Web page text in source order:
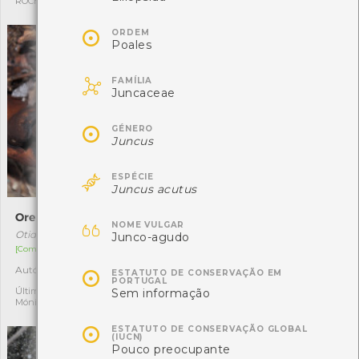
Orelha-de-burro
Otidea bufonia
[Comum]
Autóctone
Última observação por:
Mónica Rocha
Autóctone
Última observação por:
Mónica Rocha
 ORDEM
Poales
 FAMÍLIA
Juncaceae
 GÉNERO
Juncus
 ESPÉCIE
Juncus acutus
 NOME VULGAR
Junco-agudo
 ESTATUTO DE CONSERVAÇÃO EM
PORTUGAL
Sem informação
 ESTATUTO DE CONSERVAÇÃO GLOBAL
(IUCN)
Pouco preocupante